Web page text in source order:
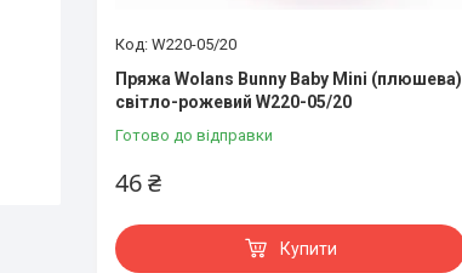
W220-05/20
Пряжа Wolans Bunny Baby Mini (плюшева)
світло-рожевий W220-05/20
Готово до відправки
46 ₴
Купити